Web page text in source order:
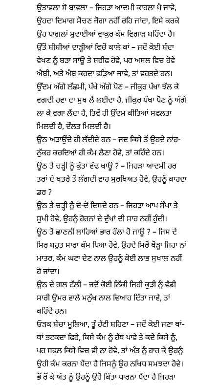
ਉਤਾਵਲਾ ਸੋ ਬਾਵਲਾ – ਜਿਹੜਾ ਆਦਮੀ ਕਾਹਲਾ ਪੈ ਜਾਵੇ,
ਉਹਦਾ ਦਿਮਾਗ ਸੋਚਣ ਜੋਗਾ ਨਹੀਂ ਰਹਿ ਜਾਂਦਾ, ਇਸੇ ਕਰਕੇ
ਉਹ ਪਾਗਲਾਂ ਸ਼ੁਦਾਈਆਂ ਵਾਕੁਰ ਕੰਮ ਵਿਗਾੜ ਬਹਿੰਦਾ ਹੈ।
ਉੱਤੋਂ ਬੀਬੀਆਂ ਦਾੜ੍ਹੀਆਂ ਵਿਚੋਂ ਕਾਲੇ ਕਾਂ – ਜਦੋਂ ਕੋਈ ਬੰਦਾ
ਵੇਖਣ ਨੂੰ ਬੜਾ ਸਾਊ ਤੇ ਸ਼ਰੀਫ ਹੋਵੇ, ਪਰ ਅਸਲ ਵਿਚ ਹੋਵੇ
ਐਬੀ, ਅਤੇ ਐਬ ਕਰਦਾ ਫੜਿਆ ਜਾਵੇ, ਤਾਂ ਵਰਤਦੇ ਹਨ।
ਉੱਦਮ ਅੱਗੇ ਲੱਛਮੀ, ਪੱਖੇ ਅੱਗੇ ਪੋਣ – ਜੀਕੁਰ ਪੱਖਾ ਝੱਲ ਕੇ
ਵਗਦੀ ਹਵਾ ਦਾ ਸੁਖ ਲੈ ਲਈਦਾ ਹੈ, ਜੀਕੁਰ ਪੱਖਾ ਪੋਣ ਨੂੰ ਅੱਗੇ
ਲਾ ਕੇ ਵਗਾ ਲੈਂਦਾ ਹੈ, ਤਿਵੇਂ ਹੀ ਉੱਦਮ ਕੀਤਿਆਂ ਸਫਲਤਾ
ਮਿਲਦੀ ਹੈ, ਦੌਲਤ ਮਿਲਦੀ ਹੈ।
ਊਠ ਅੜਾਉਂਦੇ ਹੀ ਲੱਦੀਦੇ ਹਨ – ਜਦ ਕਿਸੇ ਤੋਂ ਉਹਦੇ ਨਾਂਹ-
ਨੁੱਕਰ ਕਰਦਿਆਂ ਹੀ ਕੰਮ ਲੈਣਾ ਹੋਵੇ, ਤਾਂ ਕਹਿੰਦੇ ਹਨ।
ਊਠ ਤੇ ਚੜ੍ਹੀ ਨੂੰ ਕੁੱਤਾ ਵੱਢ ਖਾਊ ? – ਜਿਹੜਾ ਆਦਮੀ ਹਰ
ਤਰਾਂ ਦੇ ਖਤਰੇ ਤੋਂ ਲੱਗਦੀ ਵਾਹ ਸੁਰਖਿਅਤ ਹੋਵੇ, ਉਹਨੂੰ ਕਾਹਦਾ
ਡਰ ?
ਊਠ ਤੇ ਚੜ੍ਹੀ ਨੂੰ ਦੋ-ਦੋ ਦਿਸਦੇ ਹਨ – ਜਿਹੜਾ ਆਪ ਸੌਖਾ ਤੇ
ਸੁਖੀ ਹੋਵੇ, ਉਹਨੂੰ ਹੋਰਨਾਂ ਦੇ ਦੁੱਖਾਂ ਦੀ ਸਾਰ ਨਹੀਂ ਹੁੰਦੀ।
ਊਠ ਤੋਂ ਛਾਣਨੀ ਲਾਹਿਆਂ ਭਾਰ ਹੌਲਾ ਹੋ ਜਾਊ ? – ਜਿਸ ਦੇ
ਸਿਰ ਬਹੁਤ ਸਾਰਾ ਕੰਮ ਪਿਆ ਹੋਵੇ, ਉਹਦੇ ਸਿਰੋਂ ਥੋੜ੍ਹਾ ਜਿਹਾ ਨਾਂ
ਮਾਤਰ, ਕੰਮ ਘਟਾ ਦੇਣ ਨਾਲ ਉਹਨੂੰ ਕੋਈ ਲਾਭ ਸੁਖਾਲ ਨਹੀਂ
ਹੋ ਜਾਂਦਾ।
ਊਠ ਦੇ ਗਲ ਟੱਲੀ – ਜਦੋਂ ਕੋਈ ਨਿੱਕੀ ਜਿਹੀ ਕੁੜੀ ਨੂੰ ਵੱਡੀ
ਸਾਰੀ ਉਮਰ ਵਾਲੇ ਮਨੁੱਖ ਨਾਲ ਵਿਆਹ ਦਿੱਤਾ ਜਾਵੇ, ਤਾਂ
ਕਹਿੰਦੇ ਹਨ।
ਓੜਕ ਬੱਚਾ ਮੂਲਿਆ, ਤੂੰ ਹੱਟੀ ਬਹਿਣਾ – ਜਦੋਂ ਕੋਈ ਜਣਾ ਥਾਂ-
ਥਾਂ ਭਟਕਦਾ ਫਿਰੇ, ਕਿਸੇ ਕੰਮ ਨੂੰ ਹੱਥ ਪਾਵੇ ਤੇ ਕਦੇ ਕਿਸੇ ਨੂੰ,
ਪਰ ਸਫਲ ਕਿਸੇ ਵਿਚ ਵੀ ਨਾ ਹੋਵੇ, ਤਾਂ ਅੰਤ ਨੂੰ ਹਾਰ ਕੇ ਉਹਨੂੰ
ਉਹੀ ਕੰਮ ਕਰਨਾ ਪੈਂਦਾ ਹੈ ਜਿਸਨੂੰ ਉਹ ਨਖਿਧ ਸਮਝਦਾ ਹੋਵੇ।
ਭੌਂ ਰੌਂ ਕੇ ਅੰਤ ਨੂੰ ਉਹਨੂੰ ਉਹੋ ਕਿੱਤਾ ਧਾਰਨਾ ਪੈਂਦਾ ਹੈ ਜਿਹੜਾ